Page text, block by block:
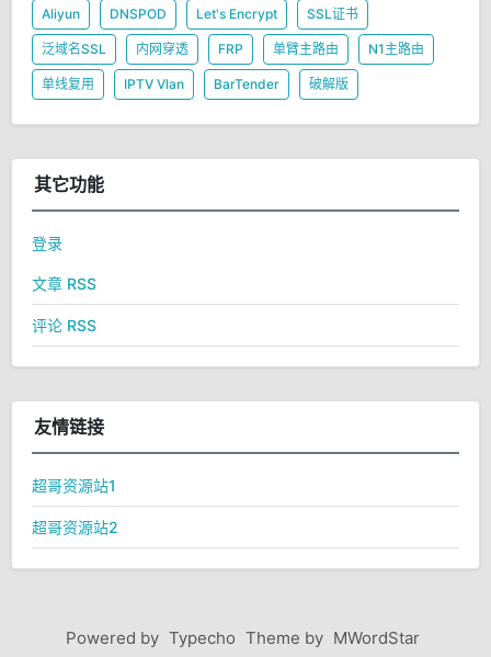
Aliyun DNSPOD Let's Encrypt SSL证书
泛域名SSL 内网穿透 FRP 单臂主路由 N1主路由
单线复用 IPTV Vlan BarTender 破解版
其它功能
登录
文章 RSS
评论 RSS
友情链接
超哥资源站1
超哥资源站2
Powered by Typecho Theme by MWordStar